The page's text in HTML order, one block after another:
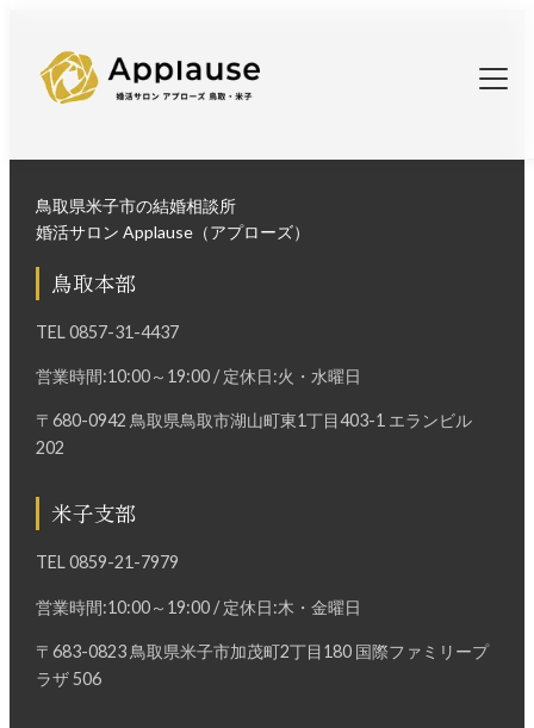
鳥取県米子市の結婚相談所
婚活サロン Applause（アプローズ）
鳥取本部
TEL 0857-31-4437
営業時間:10:00～19:00 / 定休日:火・水曜日
〒680-0942 鳥取県鳥取市湖山町東1丁目403-1 エランビル
202
米子支部
TEL 0859-21-7979
営業時間:10:00～19:00 / 定休日:木・金曜日
〒683-0823 鳥取県米子市加茂町2丁目180 国際ファミリープ
ラザ 506